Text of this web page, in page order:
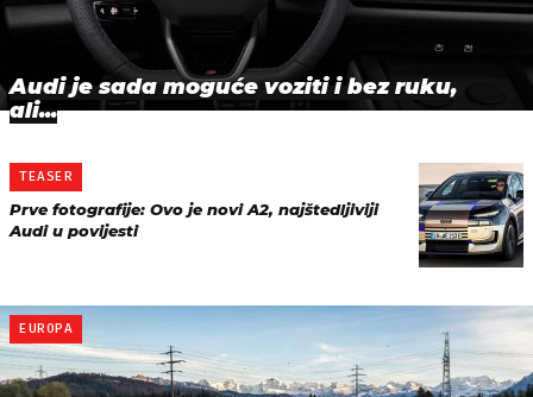
Audi je sada moguće voziti i bez ruku,
ali...
TEASER
Prve fotografije: Ovo je novi A2, najštedljiviji
Audi u povijesti
EUROPA